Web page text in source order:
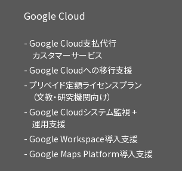
Google Cloud
Google Cloud支払代行
カスタマーサービス
Google Cloudへの移行支援
プリペイド定額ライセンスプラン
（文教・研究機関向け）
Google Cloudシステム監視 +
運用支援
Google Workspace導入支援
Google Maps Platform導入支援